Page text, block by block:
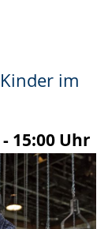
im
15:00 Uhr